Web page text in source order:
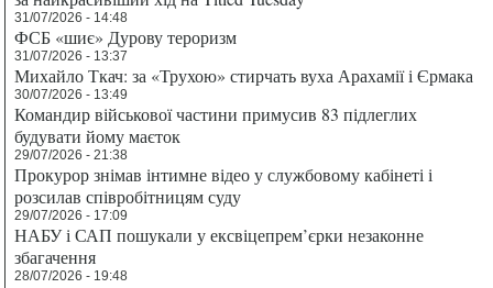
31/07/2026 - 14:48
ФСБ «шиє» Дурову тероризм
31/07/2026 - 13:37
Михайло Ткач: за «Трухою» стирчать вуха Арахамії і Єрмака
30/07/2026 - 13:49
Командир військової частини примусив 83 підлеглих
будувати йому маєток
29/07/2026 - 21:38
Прокурор знімав інтимне відео у службовому кабінеті і
розсилав співробітницям суду
29/07/2026 - 17:09
НАБУ і САП пошукали у ексвіцепрем’єрки незаконне
збагачення
28/07/2026 - 19:48